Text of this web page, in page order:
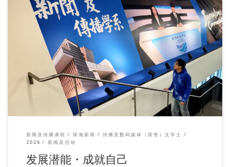
新闻及传播系四年级本 […]
新闻及传播课程 珠海新闻
传播及数码媒体（荣誉）文学士
2026
新闻及活动
发展潜能・成就自己